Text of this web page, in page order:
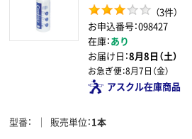
（3件）
お申込番号：098427
在庫：あり
お届け日：8月8日（土）
お急ぎ便：8月7日（金）
アスクル在庫商品
型番 販売単位 1本